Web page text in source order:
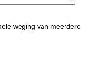
weging van meerdere